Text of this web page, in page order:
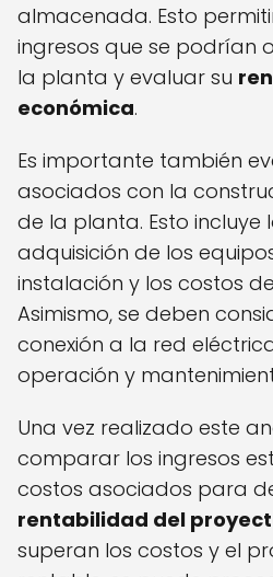
almacenada. Esto
ingresos que se podrían
la planta y evaluar su
económica.
Es importante también
asociados con la
de la planta. Esto incluye
adquisición de los
instalación y los costos
Asimismo, se deben
conexión a la red
operación y
Una vez realizado este
comparar los ingresos
costos asociados para
rentabilidad del
superan los costos y el